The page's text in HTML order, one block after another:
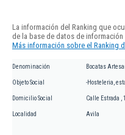
La información del Ranking que
de la base de datos de información
Más información sobre el Ranking
Denominación Bocatas
Objeto Social -Hosteleria,
Domicilio Social Calle Estrada , 1
Localidad Avila